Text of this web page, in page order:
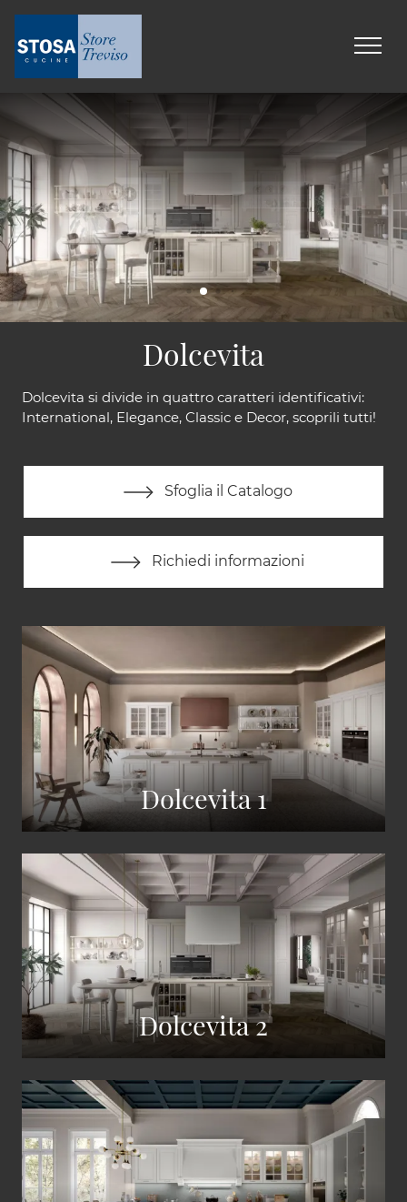
Dolcevita 1
Dolcevita 2
Dolcevita
Dolcevita si divide in quattro caratteri identificativi:
International, Elegance, Classic e Decor, scoprili tutti!
Sfoglia il Catalogo
Richiedi informazioni